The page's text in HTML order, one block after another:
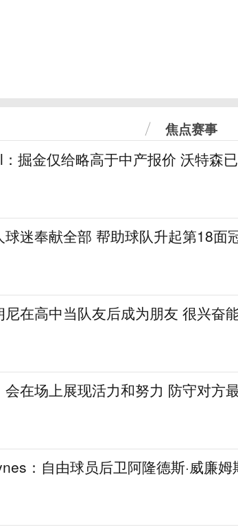
焦点赛事
掘金仅给略高于中产报价 沃特森
迷奉献全部 帮助球队升起第18面
在高中当队友后成为朋友 很兴奋
在场上展现活力和努力 防守对方
：自由球员后卫阿隆德斯·威廉